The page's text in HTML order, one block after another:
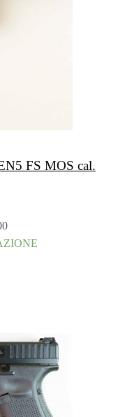
FS MOS cal.